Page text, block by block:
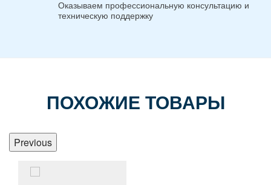
Оказываем профессиональную консультацию и
техническую поддержку
ПОХОЖИЕ ТОВАРЫ
Previous